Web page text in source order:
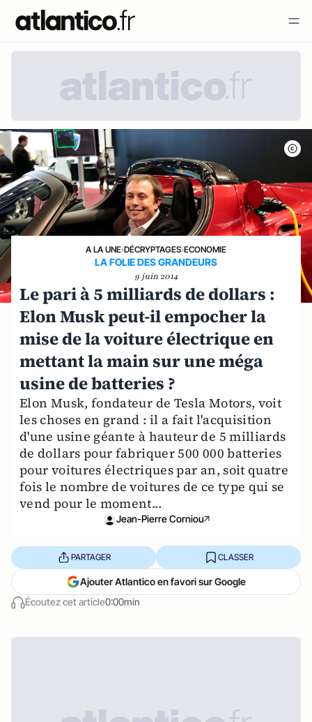
A LA UNE›DÉCRYPTAGES›ECONOMIE
LA FOLIE DES GRANDEURS
9 juin 2014
Le pari à 5 milliards de dollars :
Elon Musk peut-il empocher la
mise de la voiture électrique en
mettant la main sur une méga
usine de batteries ?
Elon Musk, fondateur de Tesla Motors, voit
les choses en grand : il a fait l'acquisition
d'une usine géante à hauteur de 5 milliards
de dollars pour fabriquer 500 000 batteries
pour voitures électriques par an, soit quatre
fois le nombre de voitures de ce type qui se
vend pour le moment...
Jean-Pierre Corniou
Écoutez cet article0:00min
PARTAGER CLASSER
Ajouter Atlantico en favori sur Google